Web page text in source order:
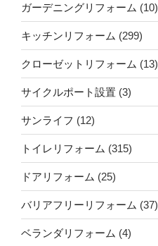
ガーデニングリフォーム (10)
キッチンリフォーム (299)
クローゼットリフォーム (13)
サイクルポート設置 (3)
サンライフ (12)
トイレリフォーム (315)
ドアリフォーム (25)
バリアフリーリフォーム (37)
ベランダリフォーム (4)